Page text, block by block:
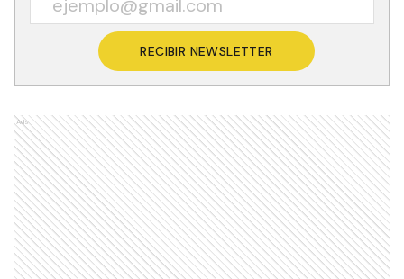
RECIBIR NEWSLETTER
Ads